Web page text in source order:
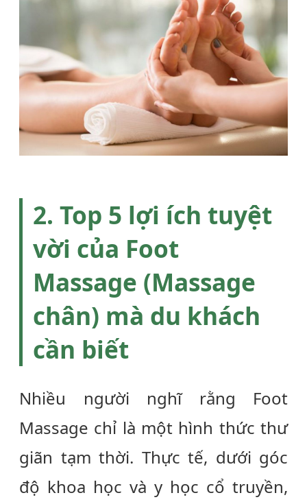
2. Top 5 lợi ích tuyệt
vời của Foot
Massage (Massage
chân) mà du khách
cần biết
Nhiều người nghĩ rằng Foot
Massage chỉ là một hình thức thư
giãn tạm thời. Thực tế, dưới góc
độ khoa học và y học cổ truyền,